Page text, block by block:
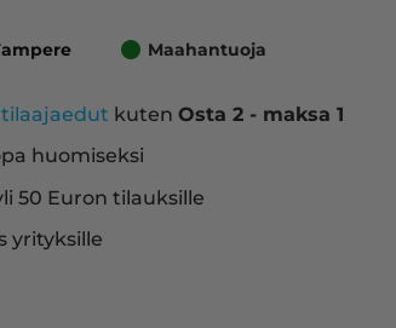
Maahantuoja
tilaajaedut kutenOsta 2 - maksa 1
huomiseksi
50 Euron tilauksille
yrityksille